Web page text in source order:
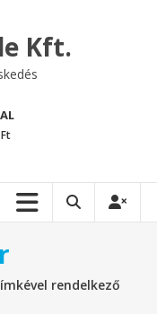
Kft.
rendelkező